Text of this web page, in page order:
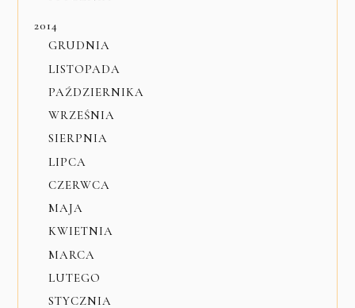
2014
GRUDNIA
LISTOPADA
PAŹDZIERNIKA
WRZEŚNIA
SIERPNIA
LIPCA
CZERWCA
MAJA
KWIETNIA
MARCA
LUTEGO
STYCZNIA